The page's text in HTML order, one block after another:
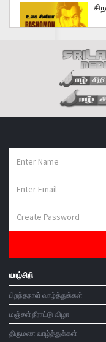
யாழ்சிறி
பிறந்தநாள் வாழ்த்துக்கள்
மஞ்சள் நீராட்டு விழா
திருமண வாழ்த்துக்கள்